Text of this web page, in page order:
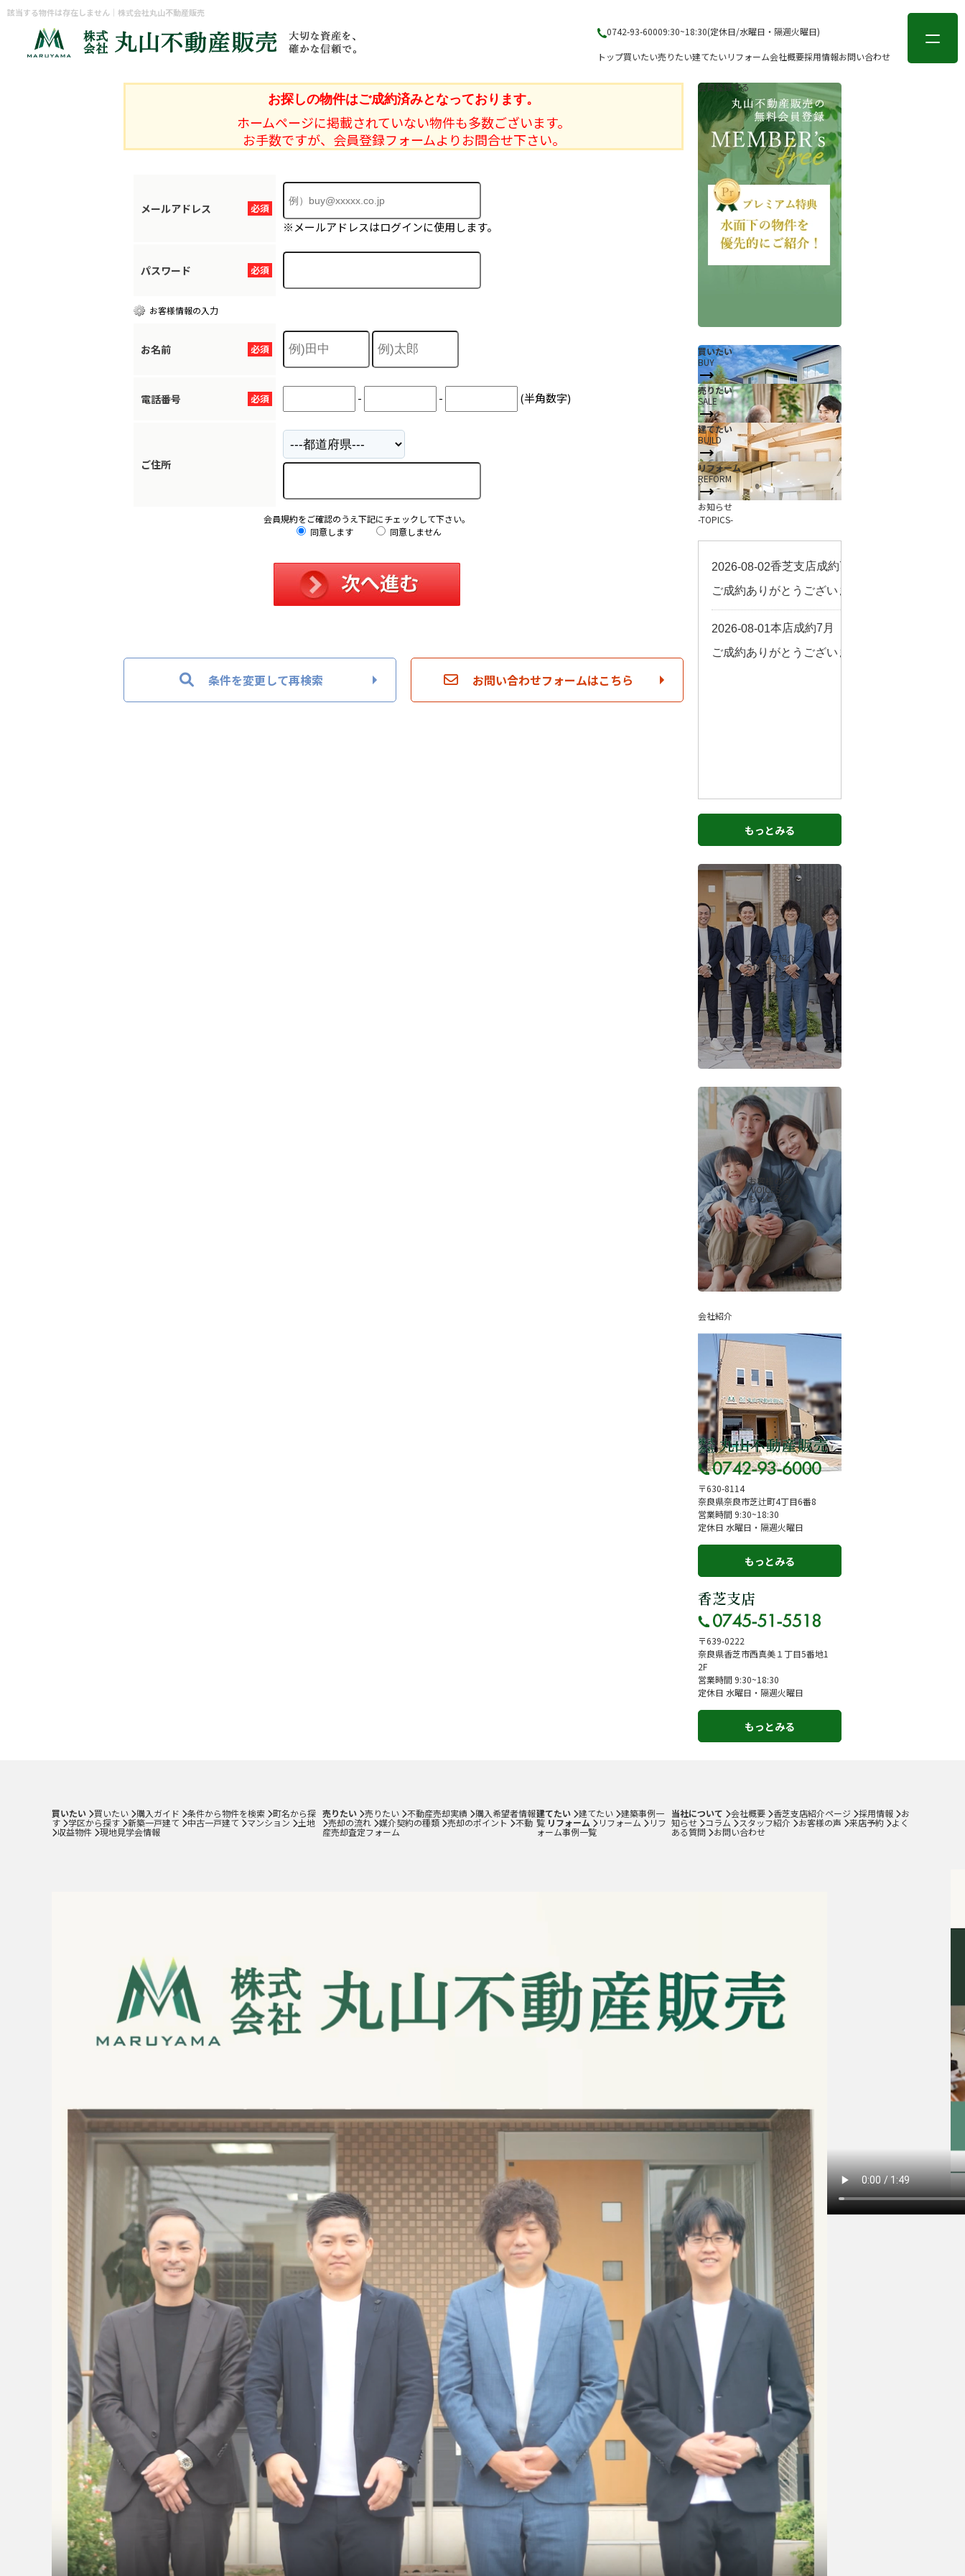
該当する物件は存在しません｜株式会社丸山不動産販売
0742-93-60009:30~18:30(定休日/水曜日・隔週火曜日)
トップ買いたい売りたい建てたいリフォーム会社概要採用情報お問い合わせ
会員登録 ログイン
当社について
会社概要
香芝支店紹介ページ
採用情報
コラム
スタッフ紹介
お客様の声
来店予約
よくある質問
サイトマップ
お問い合わせ
お探しの物件はご成約済みとなっております。
ホームページに掲載されていない物件も多数ございます。
お手数ですが、会員登録フォームよりお問合せ下さい。
必須
メールアドレス
※メールアドレスはログインに使用します。
必須
パスワード
お客様情報の入力
必須
お名前
必須
電話番号 - - (半角数字)
ご住所
会員規約をご確認のうえ下記にチェックして下さい。
同意します
同意しません
条件を変更して再検索 お問い合わせフォームはこちら
会員登録する
買いたい
BUY
売りたい
SALE
建てたい
BUILD
リフォーム
REFORM
お知らせ
-TOPICS-
もっとみる
スタッフ紹介
-STAFF-
もっとみる
お客様の声
-VOICES-
もっとみる
会社紹介
〒630-8114
奈良県奈良市芝辻町4丁目6番8
営業時間 9:30~18:30
定休日 水曜日・隔週火曜日
もっとみる
香芝支店
〒639-0222
奈良県香芝市西真美１丁目5番地1
2F
営業時間 9:30~18:30
定休日 水曜日・隔週火曜日
もっとみる
買いたい 買いたい 購入ガイド 条件から物件を検索 町名から探
す 学区から探す 新築一戸建て 中古一戸建て マンション 土地
収益物件 現地見学会情報
売りたい 売りたい 不動産売却実績 購入希望者情報
売却の流れ 媒介契約の種類 売却のポイント 不動
産売却査定フォーム
建てたい 建てたい 建築事例一
覧 リフォーム リフォーム リフ
ォーム事例一覧
当社について 会社概要 香芝支店紹介ページ 採用情報 お
知らせ コラム スタッフ紹介 お客様の声 来店予約 よく
ある質問 お問い合わせ